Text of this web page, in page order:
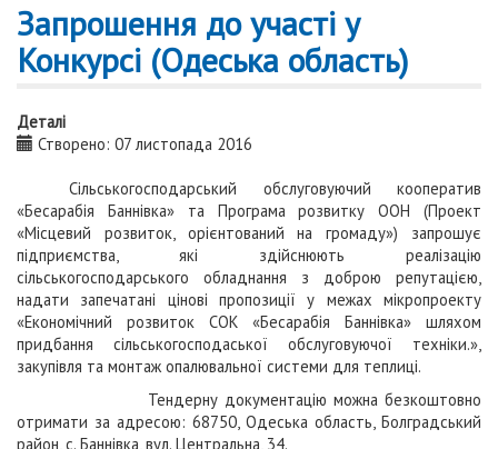
Запрошення до участі у
Конкурсі (Одеська область)
Деталі
Створено: 07 листопада 2016
Сільськогосподарський обслуговуючий кооператив
«Бесарабія Баннівка» та Програма розвитку ООН (Проект
«Місцевий розвиток, орієнтований на громаду») запрошує
підприємства, які здійснюють реалізацію
сільськогосподарського обладнання з доброю репутацією,
надати запечатані цінові пропозиції у межах мікропроекту
«Економічний розвиток СОК «Бесарабія Баннівка» шляхом
придбання сільськогосподаської обслуговуючої техніки.»,
закупівля та монтаж опалювальної системи для теплиці.
Тендерну документацію можна безкоштовно
отримати за адресою: 68750, Одеська область, Болградський
район, с. Баннівка, вул. Центральна, 34.